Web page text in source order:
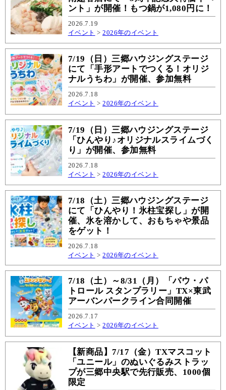
ント」が開催！もつ鍋が1,080円に！
2026.7.19
イベント >2026年のイベント
7/19（日）三郷ハウジングステージ
にて「手形アートでつくる！オリジ
ナルうちわ」が開催、参加無料
2026.7.18
イベント >2026年のイベント
7/19（日）三郷ハウジングステージ
「ひんやり♪オリジナルスライムづく
り」が開催、参加無料
2026.7.18
イベント >2026年のイベント
7/18（土）三郷ハウジングステージ
にて「ひんやり！氷柱宝探し」が開
催、氷を溶かして、おもちゃや景品
をゲット！
2026.7.18
イベント >2026年のイベント
7/18（土）～8/31（月）「パウ・パ
トロール スタンプラリー」TX×東武
アーバンパークライン合同開催
2026.7.17
イベント >2026年のイベント
【新商品】7/17（金）TXマスコット
「ユニール」のぬいぐるみストラッ
プが三郷中央駅で先行販売、1000個
限定